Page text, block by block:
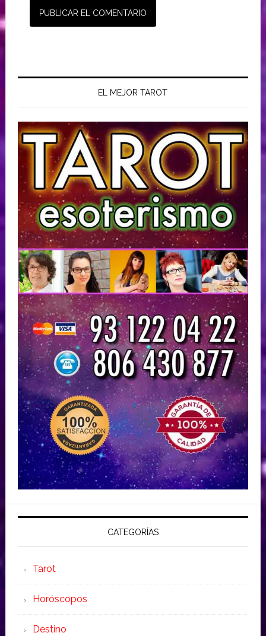
EL MEJOR TAROT
CATEGORÍAS
Tarot
Horóscopos
Destino